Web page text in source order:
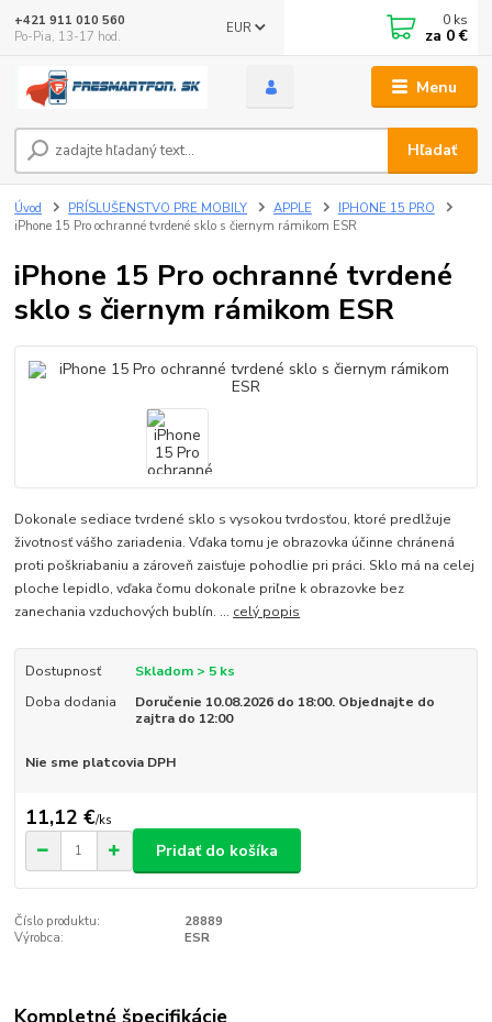
Menu
EUR
Hľadať
+421 911 010 560
Po-Pia, 13-17 hod.
0 ks
za 0 €
Úvod PRÍSLUŠENSTVO PRE MOBILY APPLE
IPHONE 15 PRO
iPhone 15 Pro ochranné tvrdené sklo s čiernym rámikom ESR
iPhone 15 Pro ochranné tvrdené
sklo s čiernym rámikom ESR
Dokonale sediace tvrdené sklo s vysokou tvrdosťou, ktoré predlžuje
životnosť vášho zariadenia. Vďaka tomu je obrazovka účinne chránená
proti poškriabaniu a zároveň zaisťuje pohodlie pri práci. Sklo má na celej
ploche lepidlo, vďaka čomu dokonale priľne k obrazovke bez
zanechania vzduchových bublín. ... celý popis
Dostupnosť
Skladom > 5 ks
Doba dodania
Doručenie 10.08.2026 do 18:00. Objednajte do
zajtra do 12:00
Nie sme platcovia DPH
11,12 €/ks
Pridať do košíka
Číslo produktu:
28889
Výrobca:
ESR
Kompletné špecifikácie